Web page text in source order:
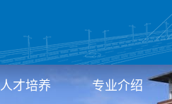
人才培养 专业介绍